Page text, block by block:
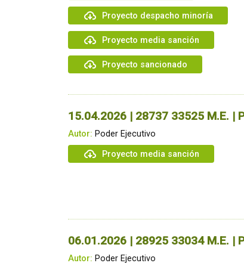
Proyecto despacho minoría
Proyecto media sanción
Proyecto sancionado
15.04.2026 | 28737 33525 M.E. |
Autor: Poder Ejecutivo
Proyecto media sanción
06.01.2026 | 28925 33034 M.E. |
Autor: Poder Ejecutivo